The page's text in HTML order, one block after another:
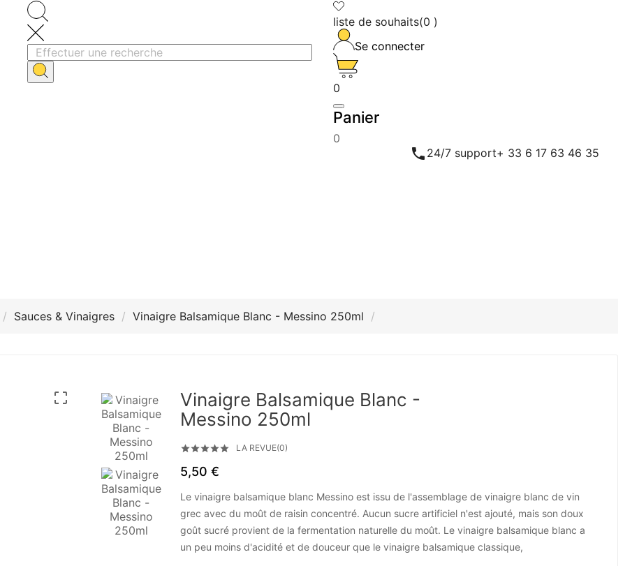
liste de souhaits(0 )
Se connecter
0
Panier
0
 24/7 support+ 33 6 17 63 46 35
Sauces & Vinaigres Vinaigre Balsamique Blanc - Messino 250ml

Vinaigre Balsamique Blanc -
Messino 250ml
 LA REVUE(0)
5,50 €
Le vinaigre balsamique blanc Messino est issu de l'assemblage de vinaigre blanc de vin
grec avec du moût de raisin concentré. Aucun sucre artificiel n'est ajouté, mais son doux
goût sucré provient de la fermentation naturelle du moût. Le vinaigre balsamique blanc a
un peu moins d'acidité et de douceur que le vinaigre balsamique classique,